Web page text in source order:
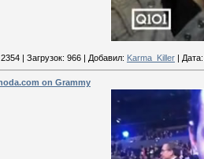
2354 Загрузок: 966 Добавил: Karma_Killer Дата:
on Grammy